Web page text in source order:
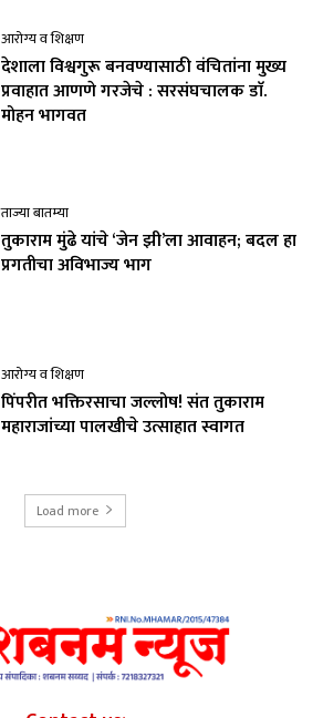
आरोग्य व शिक्षण
देशाला विश्वगुरू बनवण्यासाठी वंचितांना मुख्य
प्रवाहात आणणे गरजेचे : सरसंघचालक डाॅ.
मोहन भागवत
ताज्या बातम्या
तुकाराम मुंढे यांचे ‘जेन झी’ला आवाहन; बदल हा
प्रगतीचा अविभाज्य भाग
आरोग्य व शिक्षण
पिंपरीत भक्तिरसाचा जल्लोष! संत तुकाराम
महाराजांच्या पालखीचे उत्साहात स्वागत
Load more